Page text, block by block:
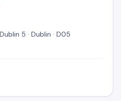
5 · Dublin · D05